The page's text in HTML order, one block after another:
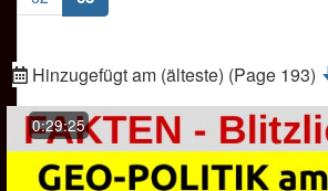
Hinzugefügt am (älteste) (Page 193)
0:29:25